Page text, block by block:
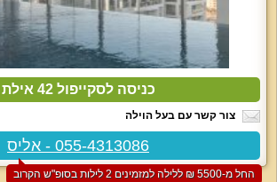
כניסה לסקייפול 42 אילת
צור קשר עם בעל הוילה
055-4313086 - אליס
החל מ-‏5500 ₪ ללילה למזמינים 2 לילות בסופ"ש הקרוב